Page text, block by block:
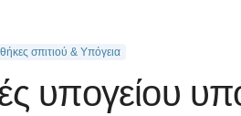
σπιτιού & Υπόγεια
υπογείου